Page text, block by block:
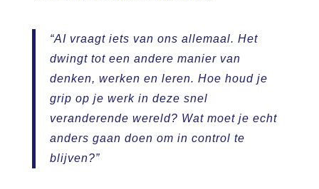
“AI vraagt iets van ons allemaal. Het
dwingt tot een andere manier van
denken, werken en leren. Hoe houd je
grip op je werk in deze snel
veranderende wereld? Wat moet je echt
anders gaan doen om in control te
blijven?”